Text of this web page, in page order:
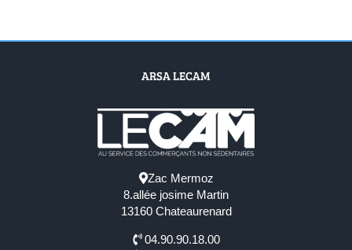
ARSA LECAM
Zac Mermoz
8.allée josime Martin
13160 Chateaurenard
04.90.90.18.00